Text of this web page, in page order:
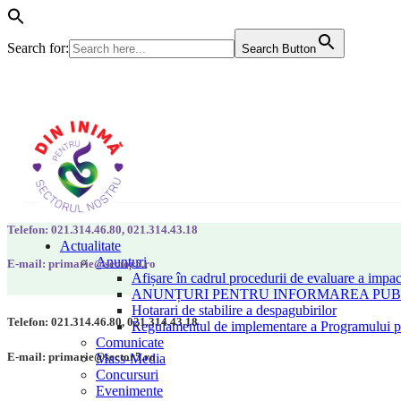
Search for: Search Button
Actualitate
Anunțuri
Afișare în cadrul procedurii de evaluare a
ANUNȚURI PENTRU INFORMAREA
Hotarari de stabilire a despagubirilor
Regulamentul de implementare a Programului
Comunicate
Mass-Media
Concursuri
Evenimente
Telefon: 021.314.46.80, 021.314.43.18
E-mail: primarie@sector5.ro
Telefon: 021.314.46.80, 021.314.43.18
E-mail: primarie@sector5.ro